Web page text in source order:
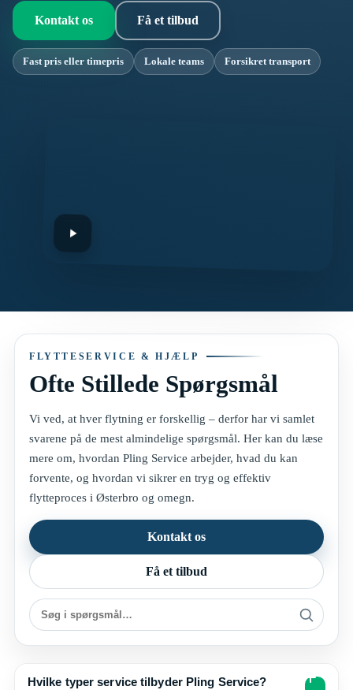
Kontakt os Få et tilbud
Fast pris eller timepris Lokale teams Forsikret transport
FLYTTESERVICE & HJÆLP
Ofte Stillede Spørgsmål
Vi ved, at hver flytning er forskellig – derfor har vi samlet
svarene på de mest almindelige spørgsmål. Her kan du læse
mere om, hvordan Pling Service arbejder, hvad du kan
forvente, og hvordan vi sikrer en tryg og effektiv
flytteproces i Østerbro og omegn.
Kontakt os
Få et tilbud
Hvilke typer service tilbyder Pling Service?